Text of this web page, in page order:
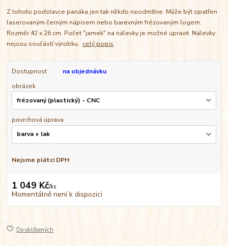
Z tohoto podstavce panáka jen tak někdo neodmítne. Může být opatřen
laserovaným černým nápisem nebo barevným frézovaným logem.
Rozměr 42 x 26 cm. Počet "jamek" na nálevky je možné upravit. Nálevky
nejsou součástí výrobku. celý popis
Dostupnost
na objednávku
obrázek
povrchová úprava
Nejsme plátci DPH
1 049 Kč/ks
Momentálně není k dispozici
Do oblíbených